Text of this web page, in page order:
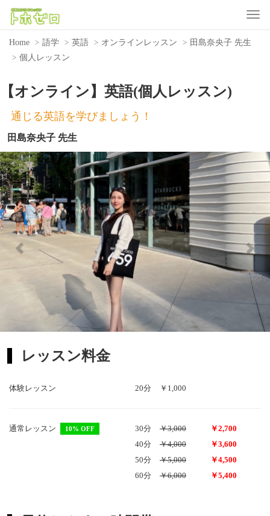
Home 語学 英語 オンラインレッスン
田島奈央子 先生
個人レッスン
【オンライン】英語(個人レッスン)
通じる英語を学びましょう！
田島奈央子 先生
Previous
レッスン料金
体験レッスン 20分 ￥1,000
通常レッスン 10% OFF 30分 ￥3,000
￥2,700
40分
￥4,000
￥3,600
50分
￥5,000
￥4,500
60分
￥6,000 ￥5,400